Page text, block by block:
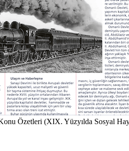
Özetleri (XIX. Yüzyılda Sosyal